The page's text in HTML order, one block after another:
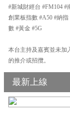
#新城財經台 #FM104 #
創業板指數 #A50 #納
數 #黃金 #5G
本台主持及嘉賓並未加
的推介或招攬。
最新上線